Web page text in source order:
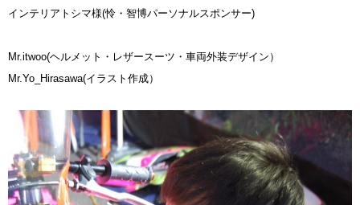
インテリアトシマ様(怜・智博パーソナルスポンサー)
Mr.itwoo(ヘルメット・レザースーツ・車両外装デザイン）
Mr.Yo_Hirasawa(イラスト作成）